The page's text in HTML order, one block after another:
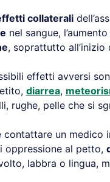
collaterali
nel sangue,
, soprattutto
effetti avversi
diarrea,
rughe, pelle che si
contattare un medico
oppressione al petto,
labbra o lingua,